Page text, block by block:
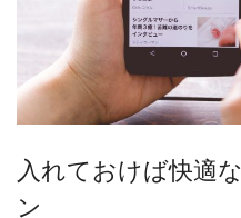
入れておけば快適
ン